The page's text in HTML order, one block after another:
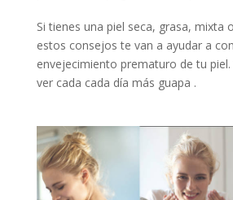
Si tienes una piel seca, grasa, mixta
estos consejos te van a ayudar a
envejecimiento prematuro de tu piel.
ver cada cada día más guapa .